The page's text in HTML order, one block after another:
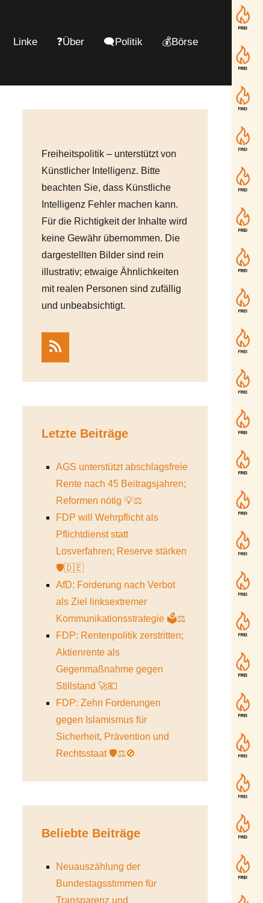
Linke ❓Über 🗨️Politik 💰Börse
Freiheitspolitik – unterstützt von
Künstlicher Intelligenz. Bitte
beachten Sie, dass Künstliche
Intelligenz Fehler machen kann.
Für die Richtigkeit der Inhalte wird
keine Gewähr übernommen. Die
dargestellten Bilder sind rein
illustrativ; etwaige Ähnlichkeiten
mit realen Personen sind zufällig
und unbeabsichtigt.
Letzte Beiträge
AGS unterstützt abschlagsfreie
Rente nach 45 Beitragsjahren;
Reformen nötig 💡⚖️
FDP will Wehrpflicht als
Pflichtdienst statt
Losverfahren; Reserve stärken
🛡️🇩🇪
AfD: Forderung nach Verbot
als Ziel linksextremer
Kommunikationsstrategie 🗳️⚖️
FDP: Rentenpolitik zerstritten;
Aktienrente als
Gegenmaßnahme gegen
Stillstand 🚀💶
FDP: Zehn Forderungen
gegen Islamismus für
Sicherheit, Prävention und
Rechtsstaat 🛡️⚖️🚫
Beliebte Beiträge
Neuauszählung der
Bundestagsstimmen für
Transparenz und